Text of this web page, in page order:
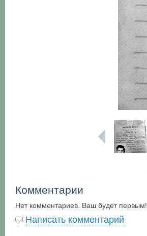
Комментарии
Нет комментариев. Ваш будет первым!
Написать комментарий